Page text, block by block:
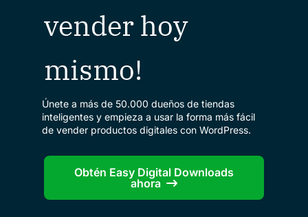
vender hoy
mismo!
Únete a más de 50.000 dueños de tiendas
inteligentes y empieza a usar la forma más fácil
de vender productos digitales con WordPress.
Obtén Easy Digital Downloads
ahora